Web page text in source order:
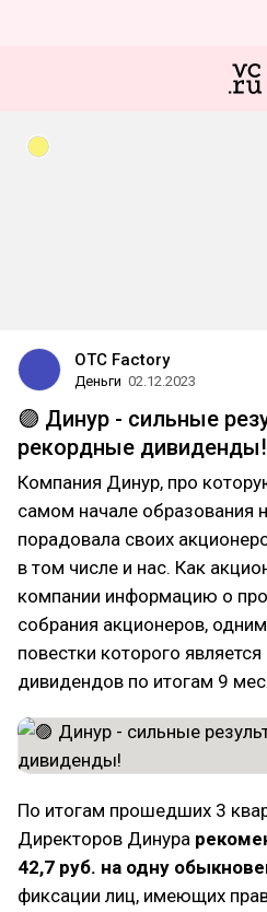
OTC Factory
Деньги 02.12.2023
🟣 Динур - сильные
рекордные дивиденды!
Компания Динур, про
самом начале образования
порадовала своих
в том числе и нас. Как
компании информацию о
собрания акционеров,
повестки которого
дивидендов по итогам 9
По итогам прошедших 3
Директоров Динура
42,7 руб. на одну
фиксации лиц, имеющих